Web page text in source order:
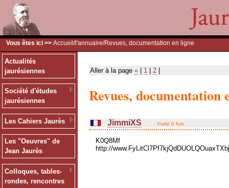
Vous êtes ici >> Accueil /l'annuaire/Revues, documentation en ligne
Actualités
jaurésiennes
Société d'études
jaurésiennes
Les Cahiers Jaurès
Les "Oeuvres" de
Jean Jaurès
Colloques, tables-
rondes, rencontres
Aller à la page « 1 2
Revues, documentation
JimmiXS - Visité 0 fois
K0Q8Mf
http://